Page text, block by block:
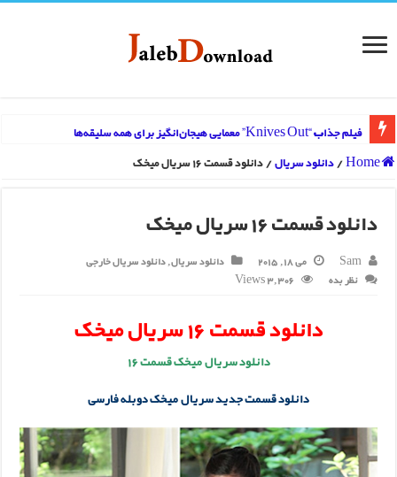
فیلم جذاب “Knives Out” معمایی هیجان‌انگیز برای همه سلیقه‌ها
Home
/دانلود سریال/دانلود قسمت 16 سریال میخک
دانلود قسمت 16 سریال میخک
Sam می 18, 2015 دانلود سریال,دانلود سریال خارجی
نظر بده
3,306 Views
دانلود قسمت 16 سریال میخک
دانلود سریال میخک قسمت 16
دانلود قسمت جدید سریال میخک دوبله فارسی